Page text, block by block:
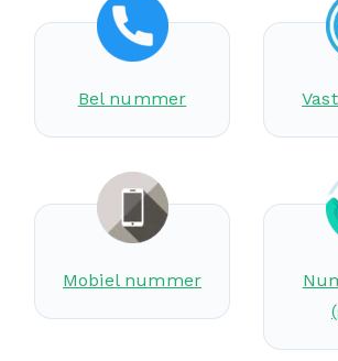
Bel nummer
Mobiel nummer